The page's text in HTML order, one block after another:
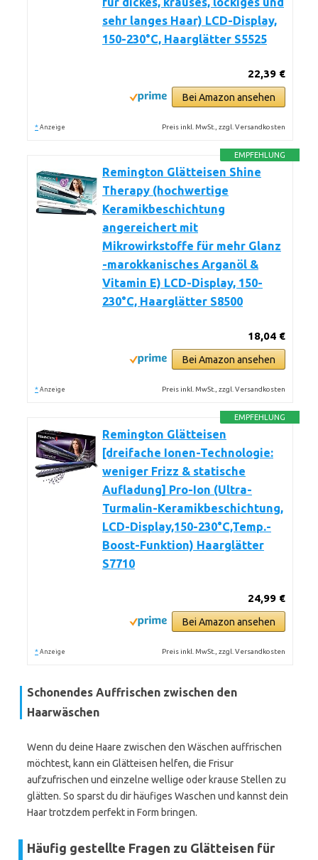
sehr langes Haar) LCD-Display,
150-230°C, Haarglätter S5525
22,39 €
Bei Amazon ansehen
* Anzeige Preis inkl. MwSt., zzgl. Versandkosten
EMPFEHLUNG
Remington Glätteisen Shine
Therapy (hochwertige
Keramikbeschichtung
angereichert mit
Mikrowirkstoffe für mehr Glanz
-marokkanisches Arganöl &
Vitamin E) LCD-Display, 150-
230°C, Haarglätter S8500
18,04 €
Bei Amazon ansehen
* Anzeige Preis inkl. MwSt., zzgl. Versandkosten
EMPFEHLUNG
Remington Glätteisen
[dreifache Ionen-Technologie:
weniger Frizz & statische
Aufladung] Pro-Ion (Ultra-
Turmalin-Keramikbeschichtung,
LCD-Display,150-230°C,Temp.-
Boost-Funktion) Haarglätter
S7710
24,99 €
Bei Amazon ansehen
* Anzeige Preis inkl. MwSt., zzgl. Versandkosten
Schonendes Auffrischen zwischen den
Haarwäschen
Wenn du deine Haare zwischen den Wäschen auffrischen
möchtest, kann ein Glätteisen helfen, die Frisur
aufzufrischen und einzelne wellige oder krause Stellen zu
glätten. So sparst du dir häufiges Waschen und kannst dein
Haar trotzdem perfekt in Form bringen.
Häufig gestellte Fragen zu Glätteisen für